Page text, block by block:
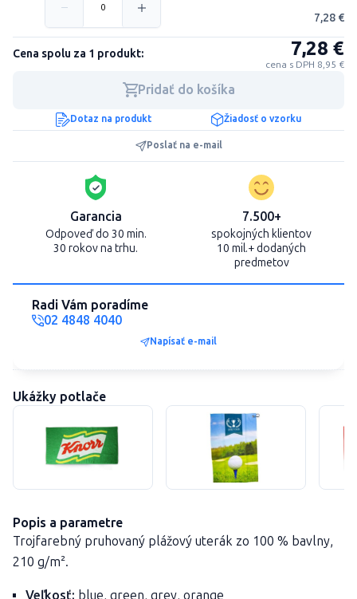
7,28 €
Cena spolu za 1 produkt: 7,28 €
cena s DPH 8,95 €
Pridať do košíka
Dotaz na produkt Žiadosť o vzorku
Poslať na e-mail
Garancia
Odpoveď do 30 min.
30 rokov na trhu.
7.500+
spokojných klientov
10 mil.+ dodaných
predmetov
Radi Vám poradíme
02 4848 4040
Napísať e-mail
Ukážky potlače
Popis a parametre
Trojfarebný pruhovaný plážový uterák zo 100 % bavlny,
210 g/m².
Veľkosť: blue, green, grey, orange